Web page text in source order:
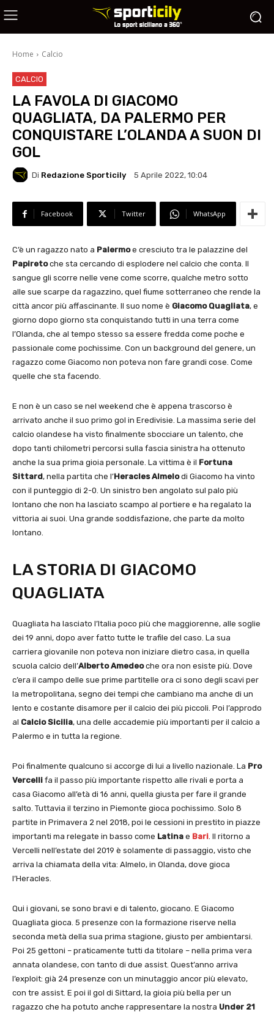
Home Calcio
CALCIO
LA FAVOLA DI GIACOMO
QUAGLIATA, DA PALERMO PER
CONQUISTARE L’OLANDA A SUON DI
GOL
Di Redazione Sporticily 5 Aprile 2022, 10:04
Facebook Twitter WhatsApp
C’è un ragazzo nato a Palermoe cresciuto tra le palazzine del
Papiretoche sta cercando di esplodere nel calcio che conta. Il
sangue gli scorre nelle vene come scorre, qualche metro sotto
alle sue scarpe da ragazzino, quel fiume sotterraneo che rende la
città ancor più affascinante. Il suo nome è Giacomo Quagliata, e
giorno dopo giorno sta conquistando tutti in una terra come
l’Olanda, che al tempo stesso sa essere fredda come poche e
passionale come pochissime. Con un background del genere, un
ragazzo come Giacomo non poteva non fare grandi cose. Come
quelle che sta facendo.
E non è un caso se nel weekend che è appena trascorso è
arrivato anche il suo primo gol in Eredivisie. La massima serie del
calcio olandese ha visto finalmente sbocciare un talento, che
dopo tanti chilometri percorsi sulla fascia sinistra ha ottenuto
anche la sua prima gioia personale. La vittima è il Fortuna
Sittard, nella partita che l’Heracles Almelodi Giacomo ha vinto
con il punteggio di 2-0. Un sinistro ben angolato sul palo più
lontano che non ha lasciato scampo al portiere e ha regalato la
vittoria ai suoi. Una grande soddisfazione, che parte da molto
lontano.
LA STORIA DI GIACOMO
QUAGLIATA
Quagliata ha lasciato l’Italia poco più che maggiorenne, alle soglie
dei 19 anni, dopo aver fatto tutte le trafile del caso. La sua
carriera giovanile non poteva non iniziare dietro casa, in quella
scuola calcio dell’Alberto Amedeoche ora non esiste più. Dove
c’era il campo delle sue prime partitelle ora ci sono degli scavi per
la metropolitana, segno dei tempi che cambiano ma anche di un
lento e costante disamore per il calcio dei più piccoli. Poi l’approdo
al Calcio Sicilia, una delle accademie più importanti per il calcio a
Palermo e in tutta la regione.
Poi finalmente qualcuno si accorge di lui a livello nazionale. La Pro
Vercelli fa il passo più importante rispetto alle rivali e porta a
casa Giacomo all’età di 16 anni, quella giusta per fare il grande
salto. Tuttavia il terzino in Piemonte gioca pochissimo. Solo 8
partite in Primavera 2 nel 2018, poi le cessioni in prestito in piazze
importanti ma relegate in basso come Latina e Bari. Il ritorno a
Vercelli nell’estate del 2019 è solamente di passaggio, visto che
arriva la chiamata della vita: Almelo, in Olanda, dove gioca
l’Heracles.
Qui i giovani, se sono bravi e di talento, giocano. E Giacomo
Quagliata gioca. 5 presenze con la formazione riserve nella
seconda metà della sua prima stagione, giusto per ambientarsi.
Poi 25 gettoni – praticamente tutti da titolare – nella prima vera
annata olandese, con tanto di due assist. Quest’anno arriva
l’exploit: già 24 presenze con un minutaggio ancor più elevato,
con tre assist. E poi il gol di Sittard, la gioia più bella per un
ragazzo che ha potuto anche rappresentare la nostra Under 21